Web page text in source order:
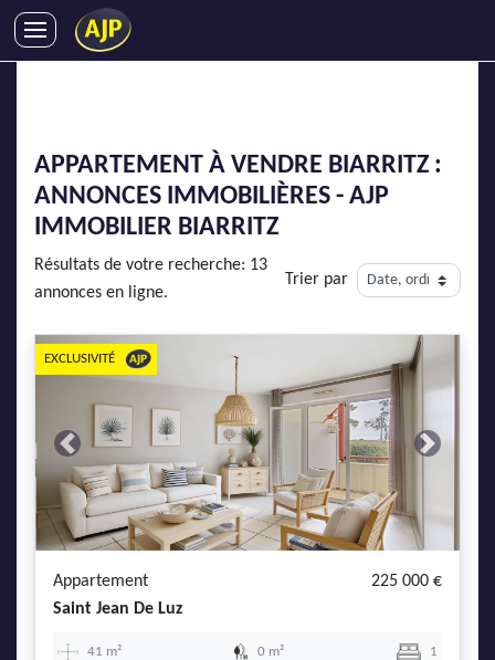
SYNDIC
IMMOBILIER NEUF
ENTREPRISES
AJP Recrute
AJP Actualités
Service Qualité Clients
APPARTEMENT À VENDRE BIARRITZ :
ANNONCES IMMOBILIÈRES - AJP
IMMOBILIER BIARRITZ
Résultats de votre recherche: 13
annonces en ligne.
Trier par
Previous Next
EXCLUSIVITÉ
Appartement
225 000 €
Saint Jean De Luz
41 m² 0 m² 1